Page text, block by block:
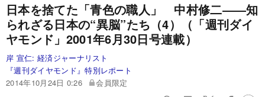
日本を捨てた「青色の職人」 中村修二――知
られざる日本の“異脳”たち（4）
（「週刊ダイ
ヤモンド」2001年6月30日号連載）
岸 宣仁: 経済ジャーナリスト
『週刊ダイヤモンド』特別レポート
2014年10月24日 0:26
会員限定